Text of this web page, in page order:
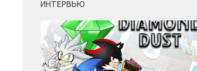
ИНТЕРВЬЮ